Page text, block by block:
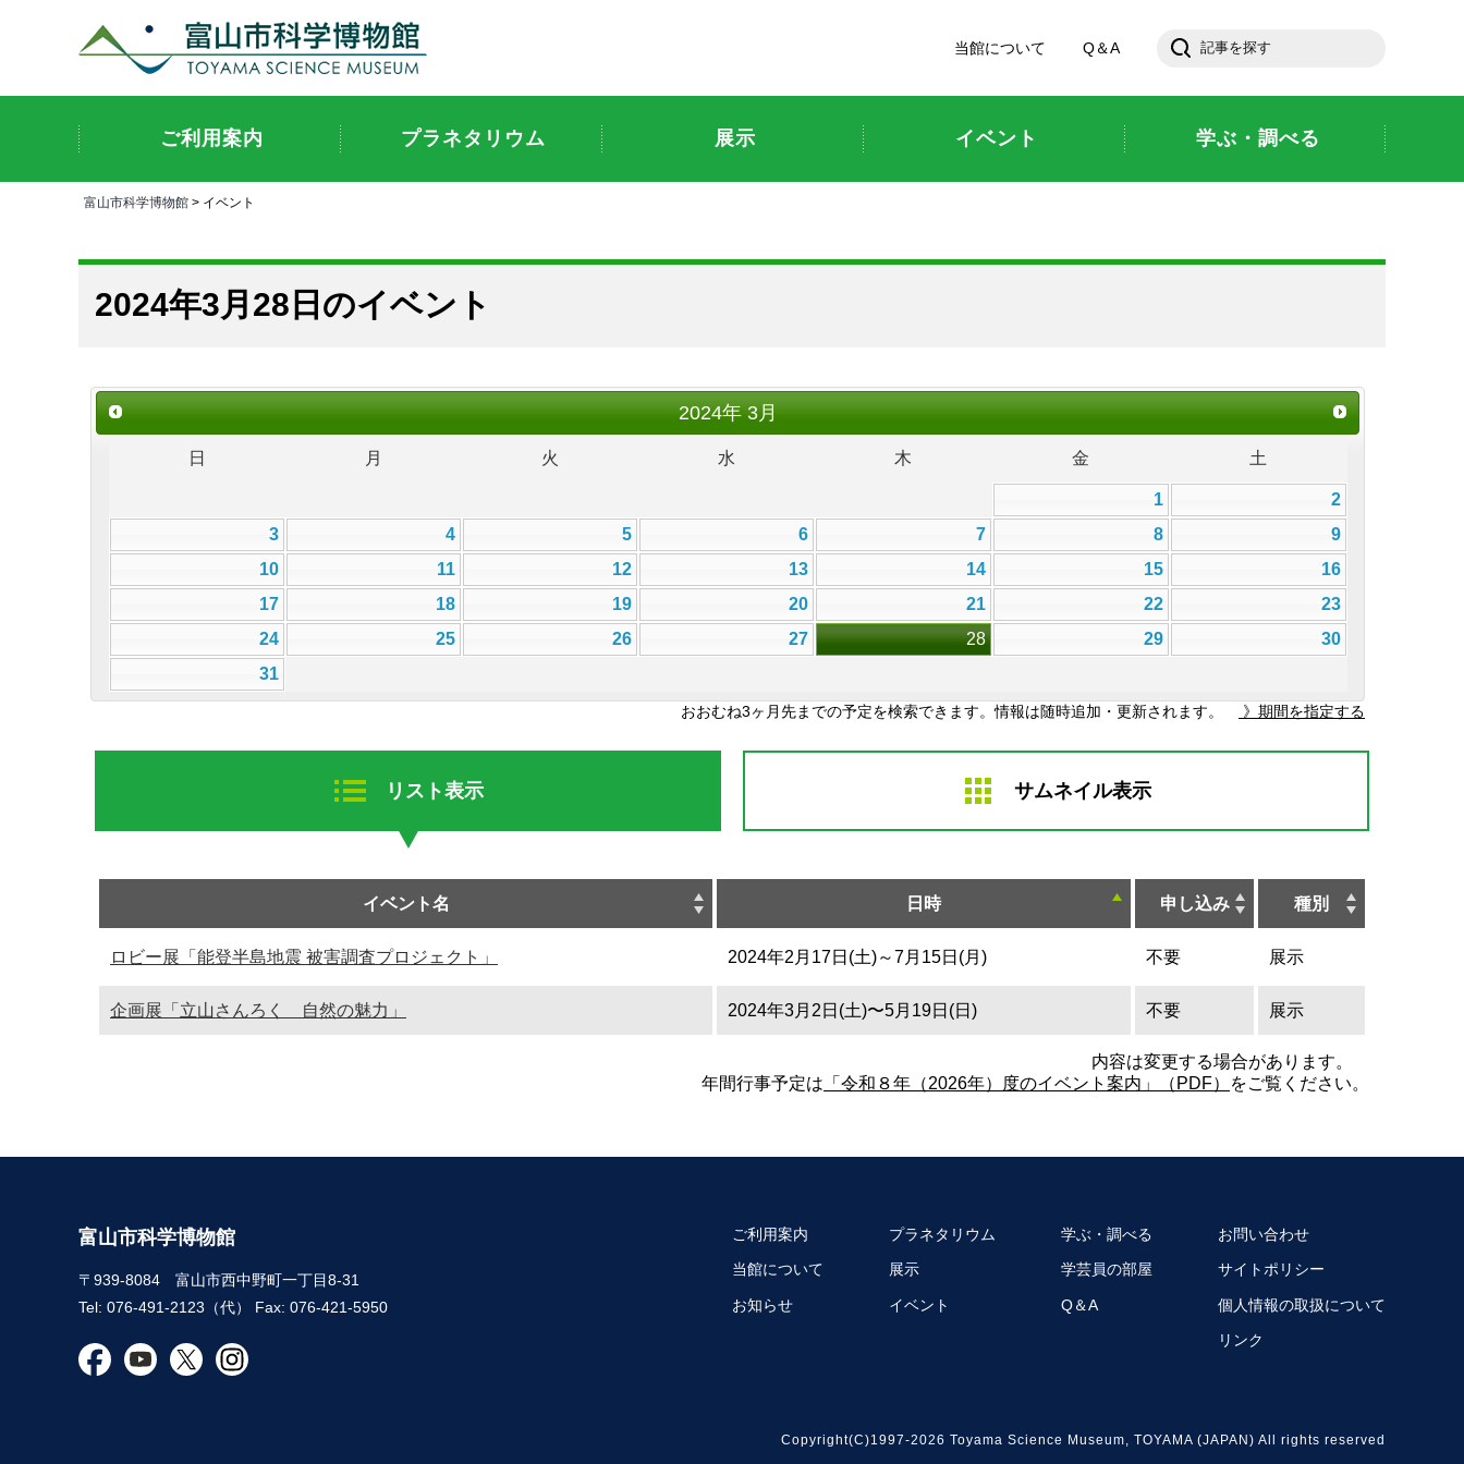
当館について
Q＆A
ご利用案内 プラネタリウム 展示 イベント 学ぶ・調べる
富山市科学博物館 > イベント
2024年3月28日のイベント
2024年3月
日 月 火 水 木 金 土
1
2
3
4 5 6 7 8
9
10
11 12 13 14 15
16
17
18 19 20 21 22
23
24
25 26 27 28 29
30
31
おおむね3ヶ月先までの予定を検索できます。情報は随時追加・更新されます。 》期間を指定する
リスト表示 サムネイル表示
イベント名 日時 申し込み 種別
ロビー展「能登半島地震 被害調査プロジェクト」 2024年2月17日(土)～7月15日(月) 不要 展示
企画展「立山さんろく 自然の魅力」 2024年3月2日(土)〜5月19日(日) 不要 展示
内容は変更する場合があります。
年間行事予定は 「令和８年（2026年）度のイベント案内」（PDF） をご覧ください。
富山市科学博物館
〒939-8084 富山市西中野町一丁目8-31
Tel: 076-491-2123（代） Fax: 076-421-5950
ご利用案内
当館について
お知らせ
プラネタリウム
展示
イベント
学ぶ・調べる
学芸員の部屋
Q＆A
お問い合わせ
サイトポリシー
個人情報の取扱について
リンク
Copyright(C)1997-2026 Toyama Science Museum, TOYAMA (JAPAN) All rights reserved